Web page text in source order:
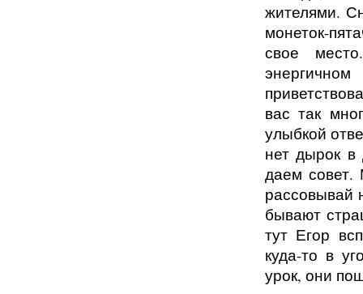
жителями.
монеток-
свое
вас так
улыбкой
нет дырок
даем совет.
рассовывай
бывают
тут Егор
куда-то в
урок, они